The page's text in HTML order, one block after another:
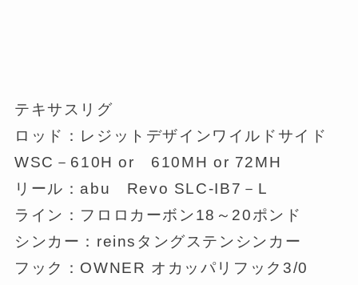
テキサスリグ
ロッド：レジットデザインワイルドサイド
WSC－610H or 610MH or 72MH
リール：abu Revo SLC-IB7－L
ライン：フロロカーボン18～20ポンド
シンカー：reinsタングステンシンカー
フック：OWNER オカッパリフック3/0